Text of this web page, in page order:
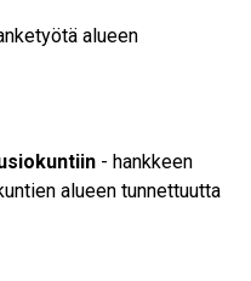
alueen
- hankkeen
alueen tunnettuutta